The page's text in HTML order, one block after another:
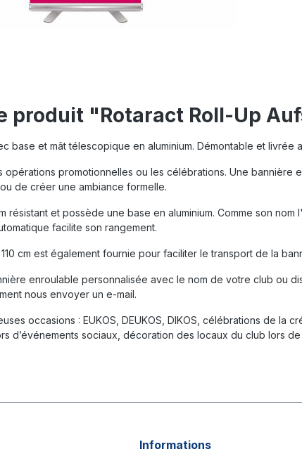
produit "Rotaract Roll-Up
base et mât télescopique en aluminium. Démontable et livrée
promotionnelles ou les célébrations. Une
de créer une ambiance formelle.
résistant et possède une base en aluminium. Comme son
facilite son rangement.
cm est également fournie pour faciliter le transport de la
enroulable personnalisée avec le nom de votre club ou
nous envoyer un e-mail.
occasions : EUKOS, DEUKOS, DIKOS, célébrations de
d’événements sociaux, décoration des locaux du club lors
Informations